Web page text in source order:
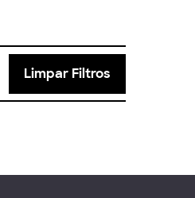
Limpar Filtros